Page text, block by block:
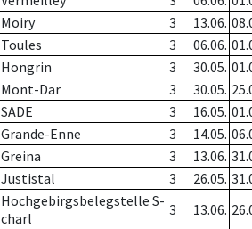
Moiry 3 13.06.
Toules 3 06.06.
Hongrin 3 30.05.
Mont-Dar 3 30.05.
SADE 3 16.05.
Grande-Enne 3 14.05.
Greina 3 13.06.
Justistal 3 26.05.
Hochgebirgsbelegstelle S-
charl
3 13.06.